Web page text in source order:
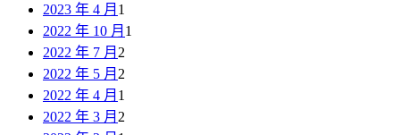
2023 年 4 月 1
2022 年 10 月 1
2022 年 7 月 2
2022 年 5 月 2
2022 年 4 月 1
2022 年 3 月 2